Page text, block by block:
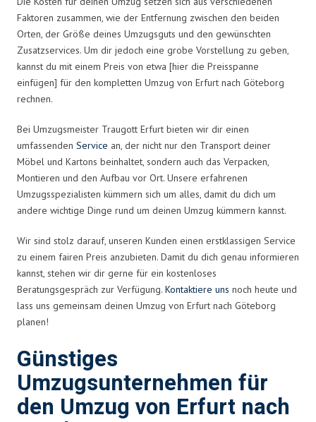
Faktoren zusammen, wie der Entfernung zwischen den beiden
Orten, der Größe deines Umzugsguts und den gewünschten
Zusatzservices. Um dir jedoch eine grobe Vorstellung zu geben,
kannst du mit einem Preis von etwa [hier die Preisspanne
einfügen] für den kompletten Umzug von Erfurt nach Göteborg
rechnen.
Bei Umzugsmeister Traugott Erfurt bieten wir dir einen
umfassenden Service an, der nicht nur den Transport deiner
Möbel und Kartons beinhaltet, sondern auch das Verpacken,
Montieren und den Aufbau vor Ort. Unsere erfahrenen
Umzugsspezialisten kümmern sich um alles, damit du dich um
andere wichtige Dinge rund um deinen Umzug kümmern kannst.
Wir sind stolz darauf, unseren Kunden einen erstklassigen Service
zu einem fairen Preis anzubieten. Damit du dich genau informieren
kannst, stehen wir dir gerne für ein kostenloses
Beratungsgespräch zur Verfügung. Kontaktiere uns noch heute und
lass uns gemeinsam deinen Umzug von Erfurt nach Göteborg
planen!
Günstiges
Umzugsunternehmen für
den Umzug von Erfurt nach